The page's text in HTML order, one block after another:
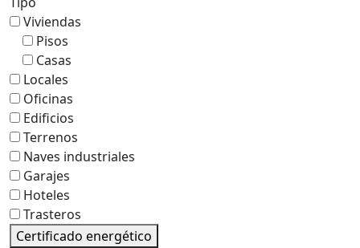
Viviendas
Pisos
Casas
Locales
Oficinas
Edificios
Terrenos
Naves industriales
Garajes
Hoteles
Trasteros
Certificado energético